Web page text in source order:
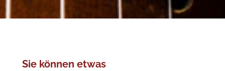
Sie können etwas